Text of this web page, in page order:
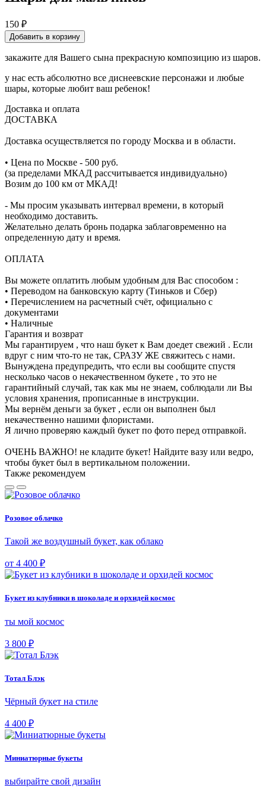
150 ₽
Добавить в корзину
закажите для Вашего сына прекрасную композицию из шаров.
у нас есть абсолютно все диснеевские персонажи и любые
шары, которые любит ваш ребенок!
Доставка и оплата
ДОСТАВКА
Доставка осуществляется по городу Москва и в области.
• Цена по Москве - 500 руб.
(за пределами МКАД рассчитывается индивидуально)
Возим до 100 км от МКАД!
- Мы просим указывать интервал времени, в который
необходимо доставить.
Желательно делать бронь подарка заблаговременно на
определенную дату и время.
ОПЛАТА
Вы можете оплатить любым удобным для Вас способом :
• Переводом на банковскую карту (Тиньков и Сбер)
• Перечислением на расчетный счёт, официально с
документами
• Наличные
Гарантия и возврат
Мы гарантируем , что наш букет к Вам доедет свежий . Если
вдруг с ним что-то не так, СРАЗУ ЖЕ свяжитесь с нами.
Вынуждена предупредить, что если вы сообщите спустя
несколько часов о некачественном букете , то это не
гарантийный случай, так как мы не знаем, соблюдали ли Вы
условия хранения, прописанные в инструкции.
Мы вернём деньги за букет , если он выполнен был
некачественно нашими флористами.
Я лично проверяю каждый букет по фото перед отправкой.
ОЧЕНЬ ВАЖНО! не кладите букет! Найдите вазу или ведро,
чтобы букет был в вертикальном положении.
Также рекомендуем
Розовое облачко
Такой же воздушный букет, как облако
от 4 400 ₽
Букет из клубники в шоколаде и орхидей космос
ты мой космос
3 800 ₽
Тотал Блэк
Чёрный букет на стиле
4 400 ₽
Миниатюрные букеты
выбирайте свой дизайн